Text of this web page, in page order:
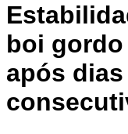
boi gordo
após